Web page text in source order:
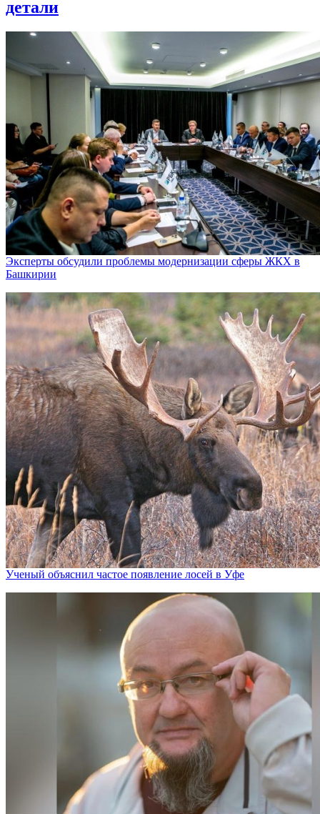
детали
Эксперты обсудили проблемы модернизации сферы ЖКХ в
Башкирии
Ученый объяснил частое появление лосей в Уфе